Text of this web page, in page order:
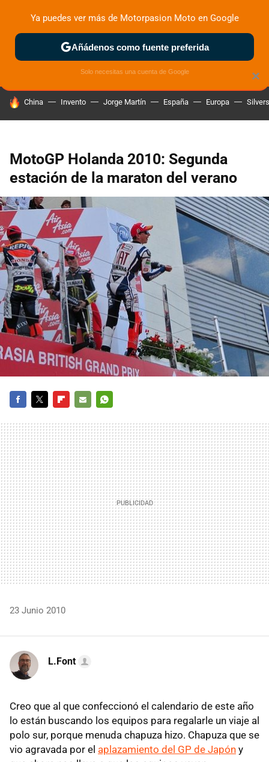
ZONA DE PRUEBAS DEPORTIVAS MOTOS ELÉCTRICAS
HOY SE HABLA DE
China Invento Jorge Martín España Europa
MotoGP Holanda 2010: Segunda
estación de la maraton del verano
MAIL
23 Junio 2010
L.Font
Creo que al que confeccionó el calendario de este año
lo están buscando los equipos para regalarle un viaje al
polo sur, porque menuda chapuza hizo. Chapuza que se
vio agravada por el aplazamiento del GP de Japón y
×
Ya puedes ver más de Motorpasion Moto en Google
Añádenos como fuente preferida
Solo necesitas una cuenta de Google